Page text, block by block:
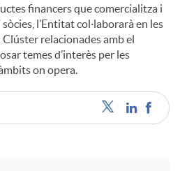
financers que comercialitza i
l’Entitat col·laborarà en les
relacionades amb el
temes d’interès per les
on opera.